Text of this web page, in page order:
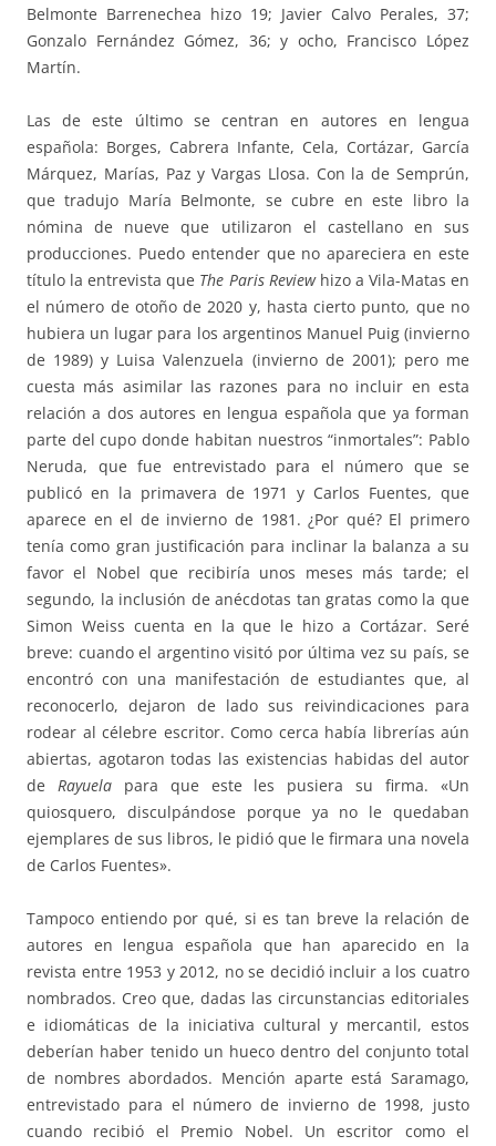
Belmonte Barrenechea hizo 19; Javier Calvo Perales, 37;
Gonzalo Fernández Gómez, 36; y ocho, Francisco López
Martín.
Las de este último se centran en autores en lengua
española: Borges, Cabrera Infante, Cela, Cortázar, García
Márquez, Marías, Paz y Vargas Llosa. Con la de Semprún,
que tradujo María Belmonte, se cubre en este libro la
nómina de nueve que utilizaron el castellano en sus
producciones. Puedo entender que no apareciera en este
título la entrevista que The Paris Reviewhizo a Vila-Matas en
el número de otoño de 2020 y, hasta cierto punto, que no
hubiera un lugar para los argentinos Manuel Puig (invierno
de 1989) y Luisa Valenzuela (invierno de 2001); pero me
cuesta más asimilar las razones para no incluir en esta
relación a dos autores en lengua española que ya forman
parte del cupo donde habitan nuestros “inmortales”: Pablo
Neruda, que fue entrevistado para el número que se
publicó en la primavera de 1971 y Carlos Fuentes, que
aparece en el de invierno de 1981. ¿Por qué? El primero
tenía como gran justificación para inclinar la balanza a su
favor el Nobel que recibiría unos meses más tarde; el
segundo, la inclusión de anécdotas tan gratas como la que
Simon Weiss cuenta en la que le hizo a Cortázar. Seré
breve: cuando el argentino visitó por última vez su país, se
encontró con una manifestación de estudiantes que, al
reconocerlo, dejaron de lado sus reivindicaciones para
rodear al célebre escritor. Como cerca había librerías aún
abiertas, agotaron todas las existencias habidas del autor
de Rayuela para que este les pusiera su firma. «Un
quiosquero, disculpándose porque ya no le quedaban
ejemplares de sus libros, le pidió que le firmara una novela
de Carlos Fuentes».
Tampoco entiendo por qué, si es tan breve la relación de
autores en lengua española que han aparecido en la
revista entre 1953 y 2012, no se decidió incluir a los cuatro
nombrados. Creo que, dadas las circunstancias editoriales
e idiomáticas de la iniciativa cultural y mercantil, estos
deberían haber tenido un hueco dentro del conjunto total
de nombres abordados. Mención aparte está Saramago,
entrevistado para el número de invierno de 1998, justo
cuando recibió el Premio Nobel. Un escritor como el